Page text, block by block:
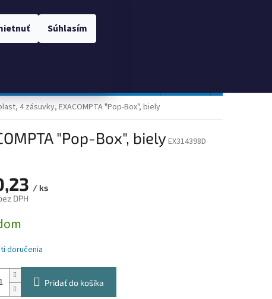
Súhlasím
4 zásuvky, EXACOMPTA "Pop-Box", biely
"Pop-Box", biely EX314398D
/ ks
DPH
doručenia
Pridať do košíka